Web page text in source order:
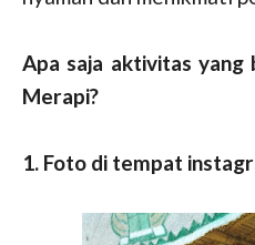
Apa saja aktivitas yang
Merapi?
1. Foto di tempat